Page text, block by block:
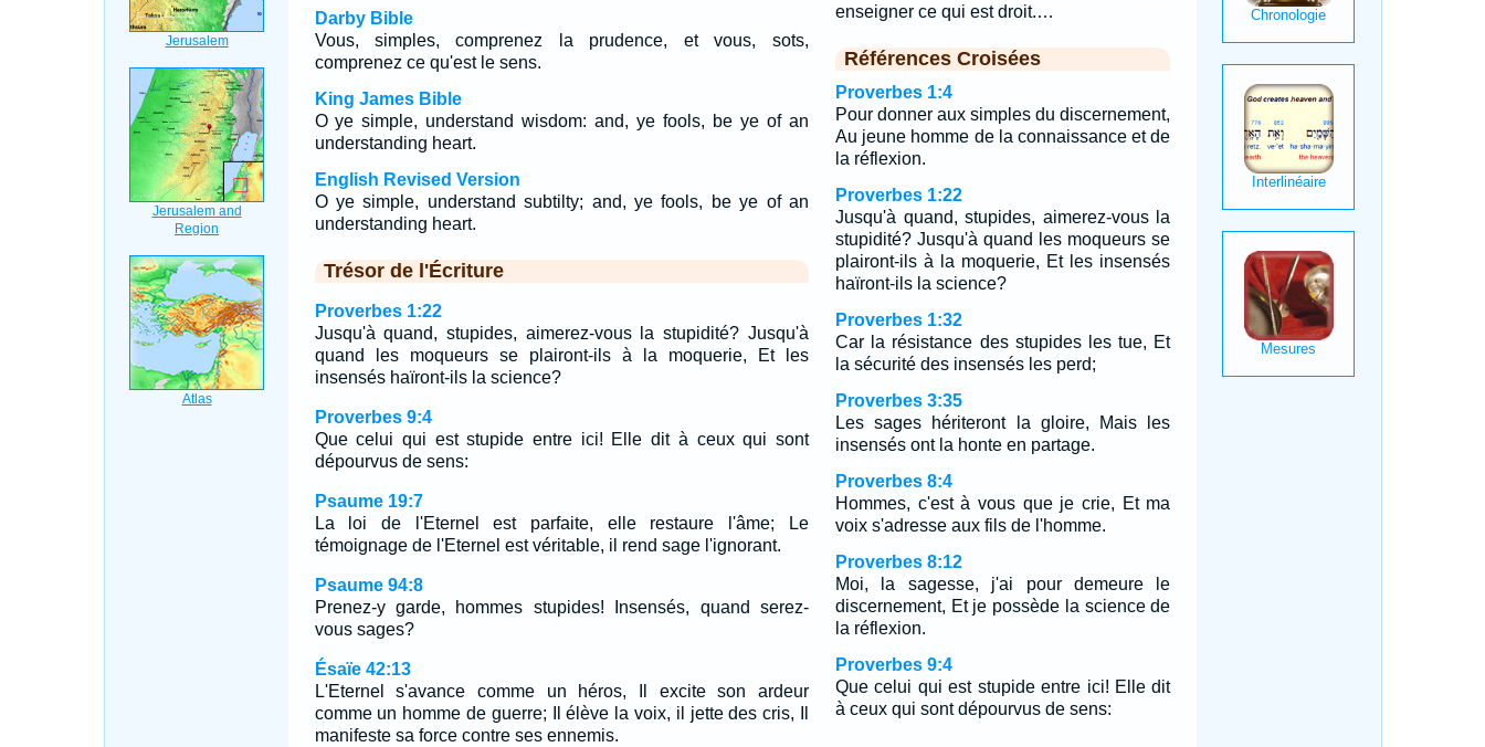
Darby Bible
Vous, simples, comprenez la prudence, et vous, sots,
comprenez ce qu'est le sens.
King James Bible
O ye simple, understand wisdom: and, ye fools, be ye of an
understanding heart.
English Revised Version
O ye simple, understand subtilty; and, ye fools, be ye of an
understanding heart.
Trésor de l'Écriture
Proverbes 1:22
Jusqu'à quand, stupides, aimerez-vous la stupidité? Jusqu'à
quand les moqueurs se plairont-ils à la moquerie, Et les
insensés haïront-ils la science?
Proverbes 9:4
Que celui qui est stupide entre ici! Elle dit à ceux qui sont
dépourvus de sens:
Psaume 19:7
La loi de l'Eternel est parfaite, elle restaure l'âme; Le
témoignage de l'Eternel est véritable, il rend sage l'ignorant.
Psaume 94:8
Prenez-y garde, hommes stupides! Insensés, quand serez-
vous sages?
Ésaïe 42:13
L'Eternel s'avance comme un héros, Il excite son ardeur
comme un homme de guerre; Il élève la voix, il jette des cris, Il
manifeste sa force contre ses ennemis.
enseigner ce qui est droit.…
Références Croisées
Proverbes 1:4
Pour donner aux simples du discernement,
Au jeune homme de la connaissance et de
la réflexion.
Proverbes 1:22
Jusqu'à quand, stupides, aimerez-vous la
stupidité? Jusqu'à quand les moqueurs se
plairont-ils à la moquerie, Et les insensés
haïront-ils la science?
Proverbes 1:32
Car la résistance des stupides les tue, Et
la sécurité des insensés les perd;
Proverbes 3:35
Les sages hériteront la gloire, Mais les
insensés ont la honte en partage.
Proverbes 8:4
Hommes, c'est à vous que je crie, Et ma
voix s'adresse aux fils de l'homme.
Proverbes 8:12
Moi, la sagesse, j'ai pour demeure le
discernement, Et je possède la science de
la réflexion.
Proverbes 9:4
Que celui qui est stupide entre ici! Elle dit
à ceux qui sont dépourvus de sens: